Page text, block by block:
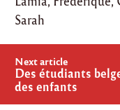
Sarah
Post
navigation
Next article
Des étudiants
des enfants